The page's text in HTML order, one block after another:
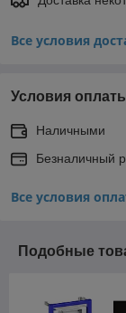
Все условия
Условия
Наличными
Безналичный
Все условия
Подобные